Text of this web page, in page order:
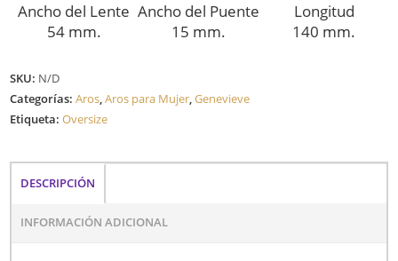
Ancho del Lente
54 mm.
Ancho del Puente
15 mm.
Longitud
140 mm.
SKU: N/D
Categorías:Aros,Aros para Mujer,Genevieve
Etiqueta:Oversize
DESCRIPCIÓN
INFORMACIÓN ADICIONAL